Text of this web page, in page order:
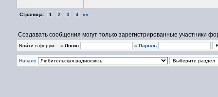
Страница: 1 2 3 4 »»
Создавать сообщения могут только зарегистрированные участники
Войти в форум :: » Логин » Пароль
Начало